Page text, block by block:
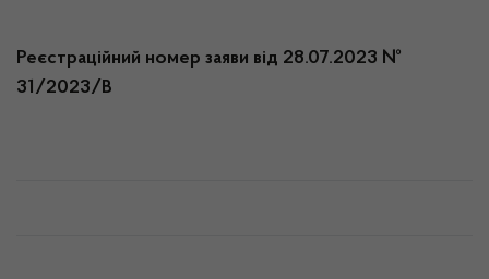
Реєстраційний номер заяви від 28.07.2023 №
31/2023/В